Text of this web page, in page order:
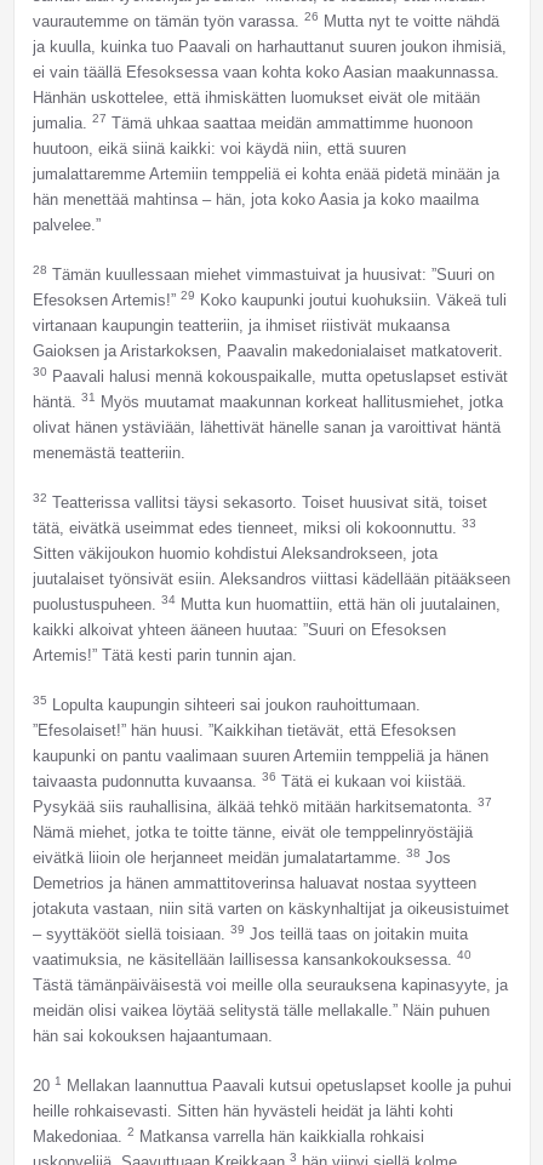
vaurautemme on tämän työn varassa. 26
Mutta nyt te voitte nähdä
ja kuulla, kuinka tuo Paavali on harhauttanut suuren joukon ihmisiä,
ei vain täällä Efesoksessa vaan kohta koko Aasian maakunnassa.
Hänhän uskottelee, että ihmiskätten luomukset eivät ole mitään
jumalia. 27 Tämä uhkaa saattaa meidän ammattimme huonoon
huutoon, eikä siinä kaikki: voi käydä niin, että suuren
jumalattaremme Artemiin temppeliä ei kohta enää pidetä minään ja
hän menettää mahtinsa – hän, jota koko Aasia ja koko maailma
palvelee.”
28 Tämän kuullessaan miehet vimmastuivat ja huusivat: ”Suuri on
Efesoksen Artemis!” 29
Koko kaupunki joutui kuohuksiin. Väkeä tuli
virtanaan kaupungin teatteriin, ja ihmiset riistivät mukaansa
Gaioksen ja Aristarkoksen, Paavalin makedonialaiset matkatoverit.
30
Paavali halusi mennä kokouspaikalle, mutta opetuslapset estivät
häntä. 31
Myös muutamat maakunnan korkeat hallitusmiehet, jotka
olivat hänen ystäviään, lähettivät hänelle sanan ja varoittivat häntä
menemästä teatteriin.
32 Teatterissa vallitsi täysi sekasorto. Toiset huusivat sitä, toiset
tätä, eivätkä useimmat edes tienneet, miksi oli kokoonnuttu. 33
Sitten väkijoukon huomio kohdistui Aleksandrokseen, jota
juutalaiset työnsivät esiin. Aleksandros viittasi kädellään pitääkseen
puolustuspuheen. 34Mutta kun huomattiin, että hän oli juutalainen,
kaikki alkoivat yhteen ääneen huutaa: ”Suuri on Efesoksen
Artemis!” Tätä kesti parin tunnin ajan.
35
Lopulta kaupungin sihteeri sai joukon rauhoittumaan.
”Efesolaiset!” hän huusi. ”Kaikkihan tietävät, että Efesoksen
kaupunki on pantu vaalimaan suuren Artemiin temppeliä ja hänen
taivaasta pudonnutta kuvaansa. 36 Tätä ei kukaan voi kiistää.
Pysykää siis rauhallisina, älkää tehkö mitään harkitsematonta. 37
Nämä miehet, jotka te toitte tänne, eivät ole temppelinryöstäjiä
eivätkä liioin ole herjanneet meidän jumalatartamme. 38 Jos
Demetrios ja hänen ammattitoverinsa haluavat nostaa syytteen
jotakuta vastaan, niin sitä varten on käskynhaltijat ja oikeusistuimet
– syyttäkööt siellä toisiaan. 39 Jos teillä taas on joitakin muita
vaatimuksia, ne käsitellään laillisessa kansankokouksessa. 40
Tästä tämänpäiväisestä voi meille olla seurauksena kapinasyyte, ja
meidän olisi vaikea löytää selitystä tälle mellakalle.” Näin puhuen
hän sai kokouksen hajaantumaan.
20 1
Mellakan laannuttua Paavali kutsui opetuslapset koolle ja puhui
heille rohkaisevasti. Sitten hän hyvästeli heidät ja lähti kohti
Makedoniaa. 2
Matkansa varrella hän kaikkialla rohkaisi
3